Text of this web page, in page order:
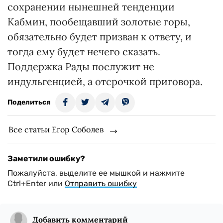
сохранении нынешней тенденции
Кабмин, пообещавший золотые горы,
обязательно будет призван к ответу, и
тогда ему будет нечего сказать.
Поддержка Рады послужит не
индульгенцией, а отсрочкой приговора.
Поделиться
Все статьи Егор Соболев
Заметили ошибку?
Пожалуйста, выделите ее мышкой и нажмите
Ctrl+Enter или Отправить ошибку
Добавить комментарий